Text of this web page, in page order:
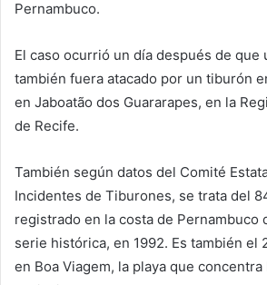
Pernambuco.
El caso ocurrió un día después de que
también fuera atacado por un tiburón
en Jaboatão dos Guararapes, en la
de Recife.
También según datos del Comité
Incidentes de Tiburones, se trata del
registrado en la costa de Pernambuco
serie histórica, en 1992. Es también el
en Boa Viagem, la playa que